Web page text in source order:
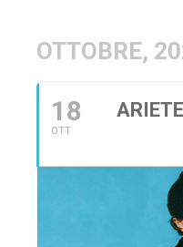
OTTOBRE,
18
OTT
ARIETE